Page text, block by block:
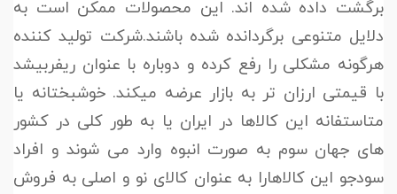
برگشت داده شده اند. این محصولات ممکن است به
دلایل متنوعی برگردانده شده باشند.شرکت تولید کننده
هرگونه مشکلی را رفع کرده و دوباره با عنوان ریفربیشد
با قیمتی ارزان تر به بازار عرضه میکند. خوشبختانه یا
متاستفانه این کالاها در ایران یا به طور کلی در کشور
های جهان سوم به صورت انبوه وارد می شوند و افراد
سودجو این کالاهارا به عنوان کالای نو و اصلی به فروش